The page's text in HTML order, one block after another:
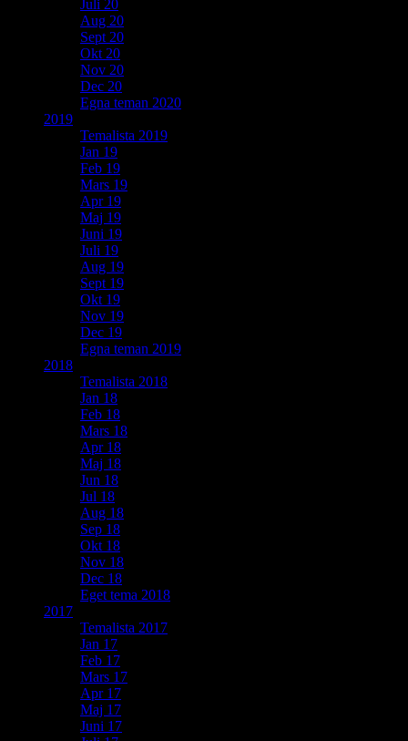
Juli 20
Aug 20
Sept 20
Okt 20
Nov 20
Dec 20
Egna teman 2020
2019
Temalista 2019
Jan 19
Feb 19
Mars 19
Apr 19
Maj 19
Juni 19
Juli 19
Aug 19
Sept 19
Okt 19
Nov 19
Dec 19
Egna teman 2019
2018
Temalista 2018
Jan 18
Feb 18
Mars 18
Apr 18
Maj 18
Jun 18
Jul 18
Aug 18
Sep 18
Okt 18
Nov 18
Dec 18
Eget tema 2018
2017
Temalista 2017
Jan 17
Feb 17
Mars 17
Apr 17
Maj 17
Juni 17